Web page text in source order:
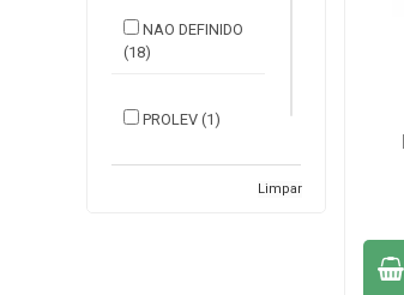
NAO DEFINIDO
(18)
PROLEV (1)
Limpar